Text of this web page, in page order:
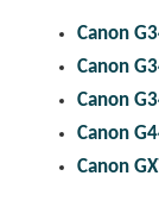
Canon
Canon
Canon
Canon
Canon